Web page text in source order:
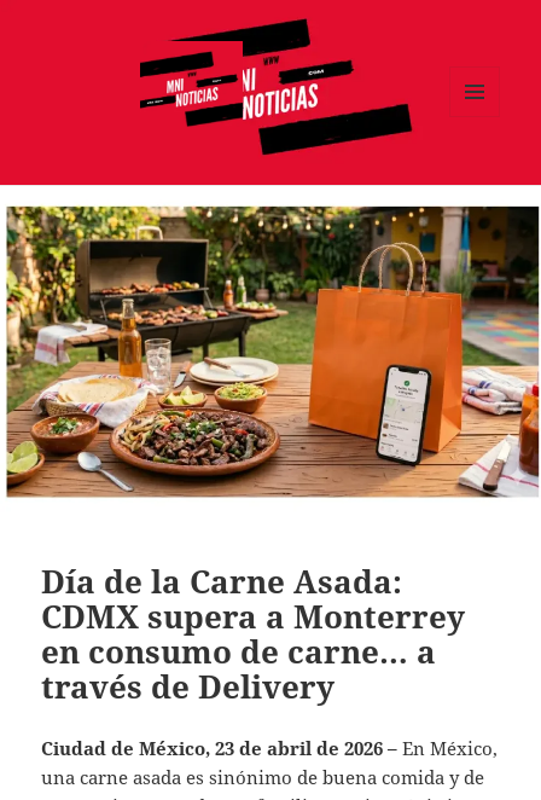
Día de la Carne Asada:
CDMX supera a Monterrey
en consumo de carne… a
través de Delivery
Ciudad de México, 23 de abril de 2026 –En México,
una carne asada es sinónimo de buena comida y de